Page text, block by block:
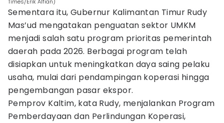
Sementara itu, Gubernur Kalimantan Timur Rudy
Mas’ud mengatakan penguatan sektor UMKM
menjadi salah satu program prioritas pemerintah
daerah pada 2026. Berbagai program telah
disiapkan untuk meningkatkan daya saing pelaku
usaha, mulai dari pendampingan koperasi hingga
pengembangan pasar ekspor.
Pemprov Kaltim, kata Rudy, menjalankan Program
Pemberdayaan dan Perlindungan Koperasi,